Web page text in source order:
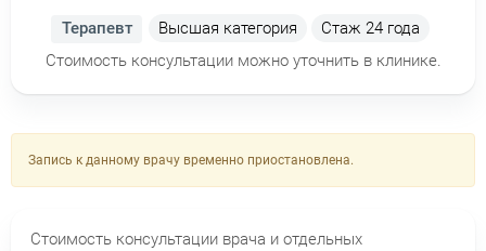
Терапевт
Высшая категория Стаж 24 года
Стоимость консультации можно уточнить в клинике.
Запись к данному врачу временно приостановлена.
Стоимость консультации врача и отдельных